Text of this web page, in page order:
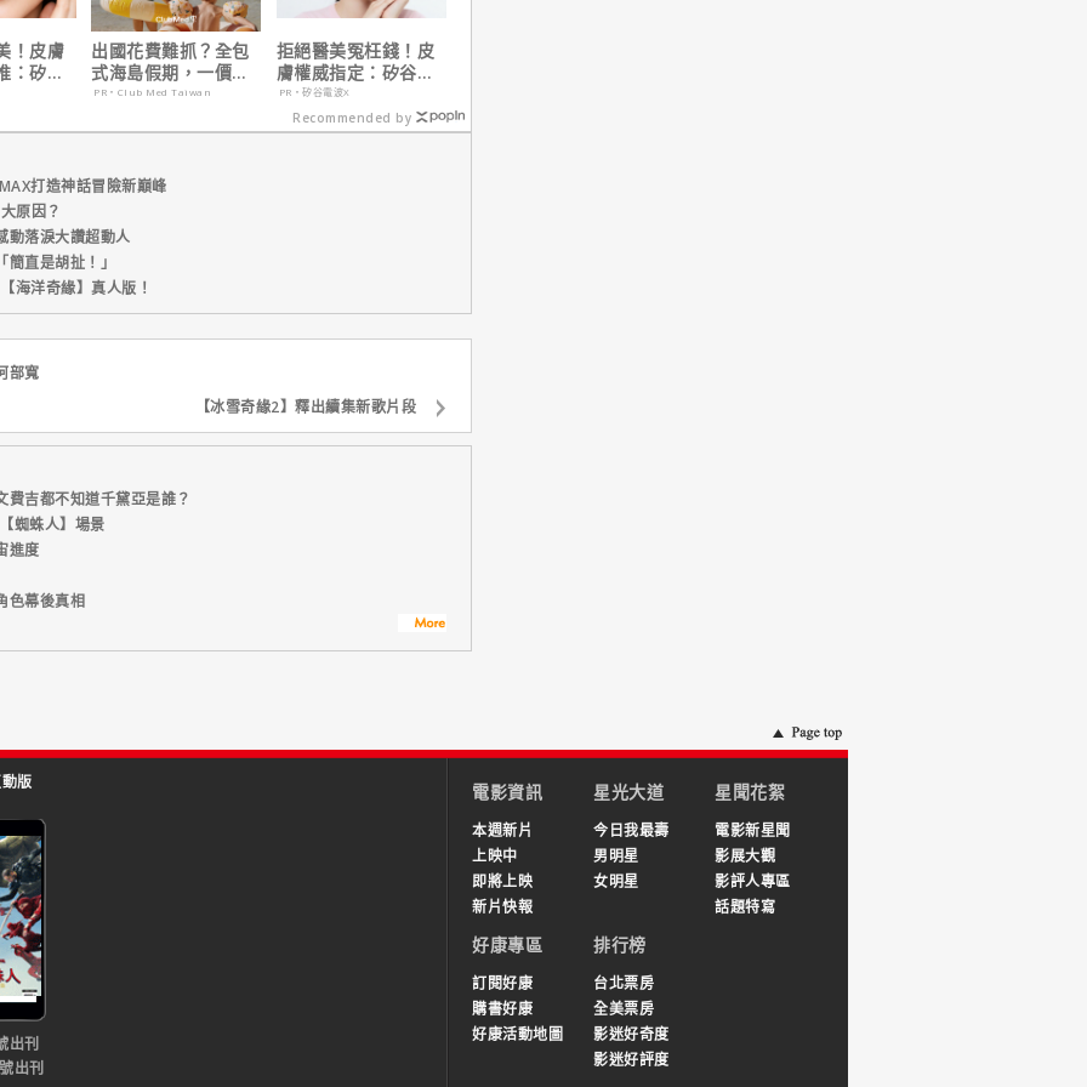
！皮膚
：矽谷
出國花費難抓？全包
式海島假期，一價搞
定食宿玩樂，省錢更
PR・Club Med Taiwan
拒絕醫美冤枉錢！皮
膚權威指定：矽谷電
波 X 由內而外養出逆
齡好膚質
PR・矽谷電波X
Recommended by
打造神話冒險新巔峰
原因？
動落淚大讚超動人
直是胡扯！」
海洋奇緣】真人版！
部寬
【冰雪奇緣2】釋出續集新歌片段
吉都不知道千黛亞是誰？
蜘蛛人】場景
進度
色幕後真相
版
出刊
出刊
電影資訊
本週新片
上映中
即將上映
新片快報
星光大道
今日我最壽
男明星
女明星
星聞花絮
電影新星聞
影展大觀
影評人專區
話題特寫
好康專區
訂閱好康
購書好康
好康活動地圖
排行榜
台北票房
全美票房
影迷好奇度
影迷好評度